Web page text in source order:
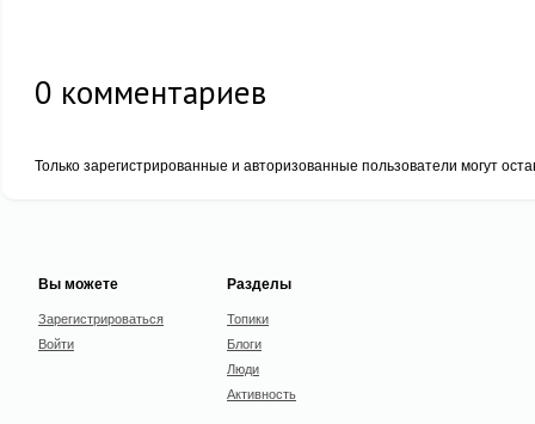
0 комментариев
Только зарегистрированные и авторизованные пользователи могут
Вы можете
Зарегистрироваться
Войти
Разделы
Топики
Блоги
Люди
Активность